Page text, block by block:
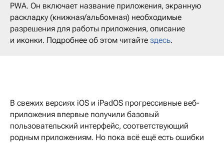
PWA. Он включает название приложения, экранную
раскладку (книжная/альбомная) необходимые
разрешения для работы приложения, описание
и иконки. Подробнее об этом читайте здесь.
В свежих версиях iOS и iPadOS прогрессивные веб-
приложения впервые получили базовый
пользовательский интерфейс, соответствующий
родным приложениям. Но пока всё ещё есть ошибки